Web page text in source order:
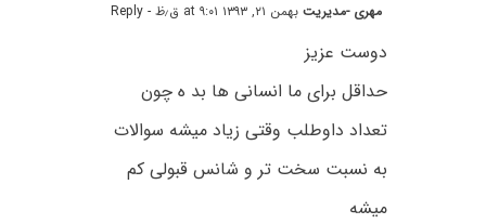
مهری -مدیریتبهمن ۲۱, ۱۳۹۳ at ۹:۰۱ ق٫ظ - Reply
دوست عزیز
حداقل برای ما انسانی ها بد ه چون
تعداد داوطلب وقتی زیاد میشه سوالات
به نسبت سخت تر و شانس قبولی کم
میشه